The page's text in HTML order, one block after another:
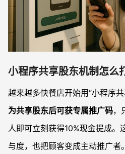
小程序共享股东机制怎么
越来越多快餐店开始用“小程序共
为共享股东后可获专属推广码，
人即可立刻获得10%现金提成。
与度，也把顾客变成主动推广者。